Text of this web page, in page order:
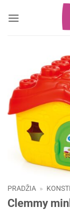
PRADŽIA »
Clemmy